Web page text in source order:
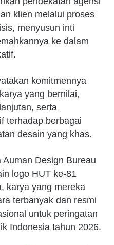
klien melalui proses
menyusun inti
ke dalam
komitmennya
yang bernilai,
serta
terhadap berbagai
desain yang khas.
Design Bureau
logo HUT ke-81
karya yang mereka
terbanyak dan resmi
untuk peringatan
Indonesia tahun 2026.